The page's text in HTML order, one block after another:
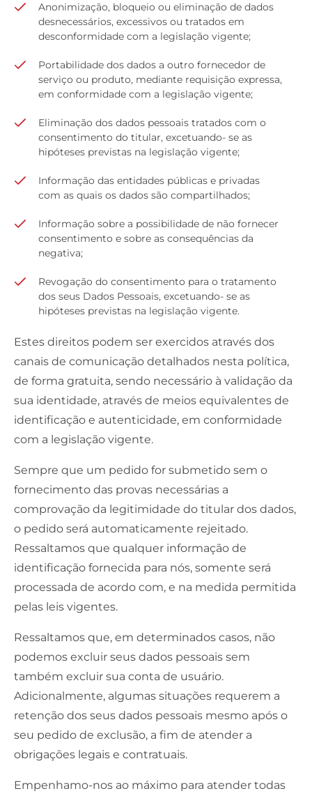
Anonimização, bloqueio ou eliminação de dados
desnecessários, excessivos ou tratados em
desconformidade com a legislação vigente;
Portabilidade dos dados a outro fornecedor de
serviço ou produto, mediante requisição expressa,
em conformidade com a legislação vigente;
Eliminação dos dados pessoais tratados com o
consentimento do titular, excetuando- se as
hipóteses previstas na legislação vigente;
Informação das entidades públicas e privadas
com as quais os dados são compartilhados;
Informação sobre a possibilidade de não fornecer
consentimento e sobre as consequências da
negativa;
Revogação do consentimento para o tratamento
dos seus Dados Pessoais, excetuando- se as
hipóteses previstas na legislação vigente.
Estes direitos podem ser exercidos através dos
canais de comunicação detalhados nesta política,
de forma gratuita, sendo necessário à validação da
sua identidade, através de meios equivalentes de
identificação e autenticidade, em conformidade
com a legislação vigente.
Sempre que um pedido for submetido sem o
fornecimento das provas necessárias a
comprovação da legitimidade do titular dos dados,
o pedido será automaticamente rejeitado.
Ressaltamos que qualquer informação de
identificação fornecida para nós, somente será
processada de acordo com, e na medida permitida
pelas leis vigentes.
Ressaltamos que, em determinados casos, não
podemos excluir seus dados pessoais sem
também excluir sua conta de usuário.
Adicionalmente, algumas situações requerem a
retenção dos seus dados pessoais mesmo após o
seu pedido de exclusão, a fim de atender a
obrigações legais e contratuais.
Empenhamo-nos ao máximo para atender todas